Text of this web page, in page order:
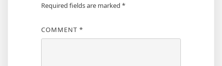
Required fields are marked *
COMMENT *